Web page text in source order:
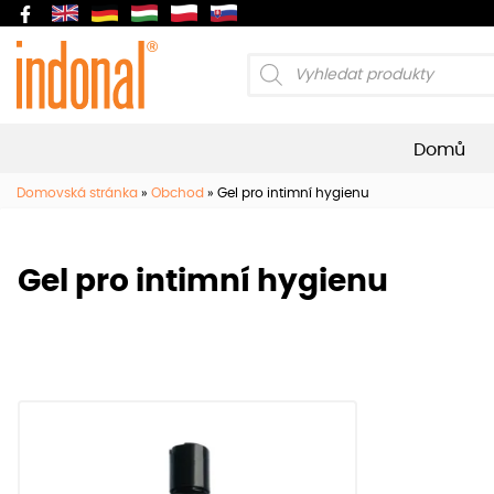
Products
Domů
Domovská stránka » Obchod » Gel pro intimní hygienu
Gel pro intimní hygienu